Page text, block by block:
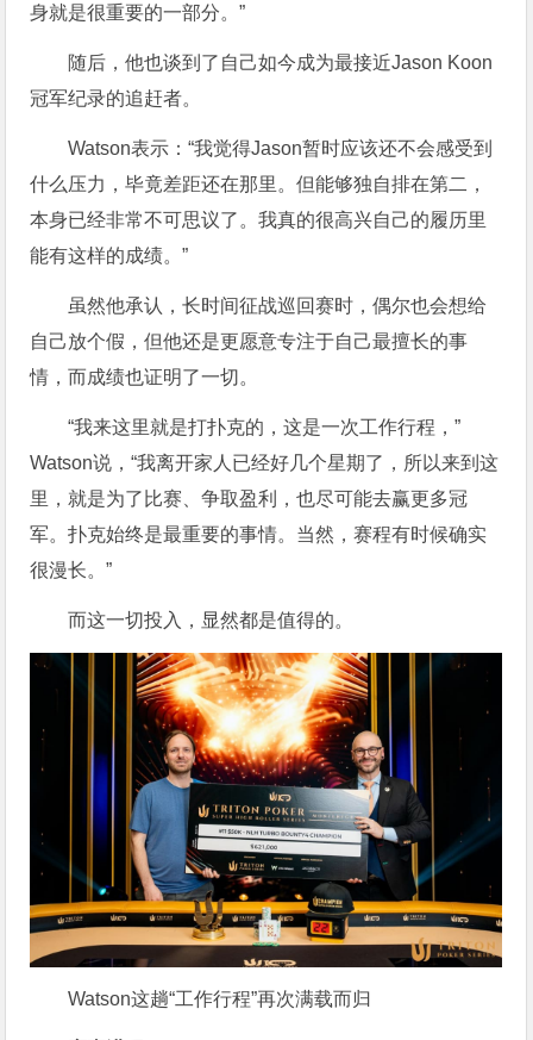
身就是很重要的一部分。”
随后，他也谈到了自己如今成为最接近Jason Koon
冠军纪录的追赶者。
Watson表示：“我觉得Jason暂时应该还不会感受到
什么压力，毕竟差距还在那里。但能够独自排在第二，
本身已经非常不可思议了。我真的很高兴自己的履历里
能有这样的成绩。”
虽然他承认，长时间征战巡回赛时，偶尔也会想给
自己放个假，但他还是更愿意专注于自己最擅长的事
情，而成绩也证明了一切。
“我来这里就是打扑克的，这是一次工作行程，”
Watson说，“我离开家人已经好几个星期了，所以来到这
里，就是为了比赛、争取盈利，也尽可能去赢更多冠
军。扑克始终是最重要的事情。当然，赛程有时候确实
很漫长。”
而这一切投入，显然都是值得的。
Watson这趟“工作行程”再次满载而归